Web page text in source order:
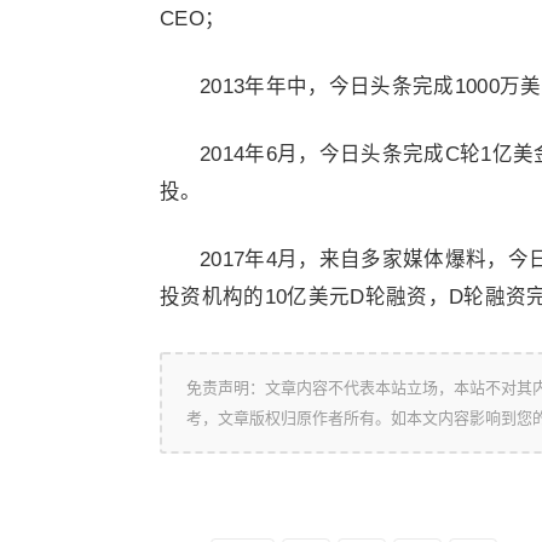
CEO；
2013年年中，今日头条完成1000万
2014年6月，今日头条完成C轮1亿
投。
2017年4月，来自多家媒体爆料，今
投资机构的10亿美元D轮融资，D轮融资
免责声明：文章内容不代表本站立场，本站不对
考，文章版权归原作者所有。如本文内容影响到